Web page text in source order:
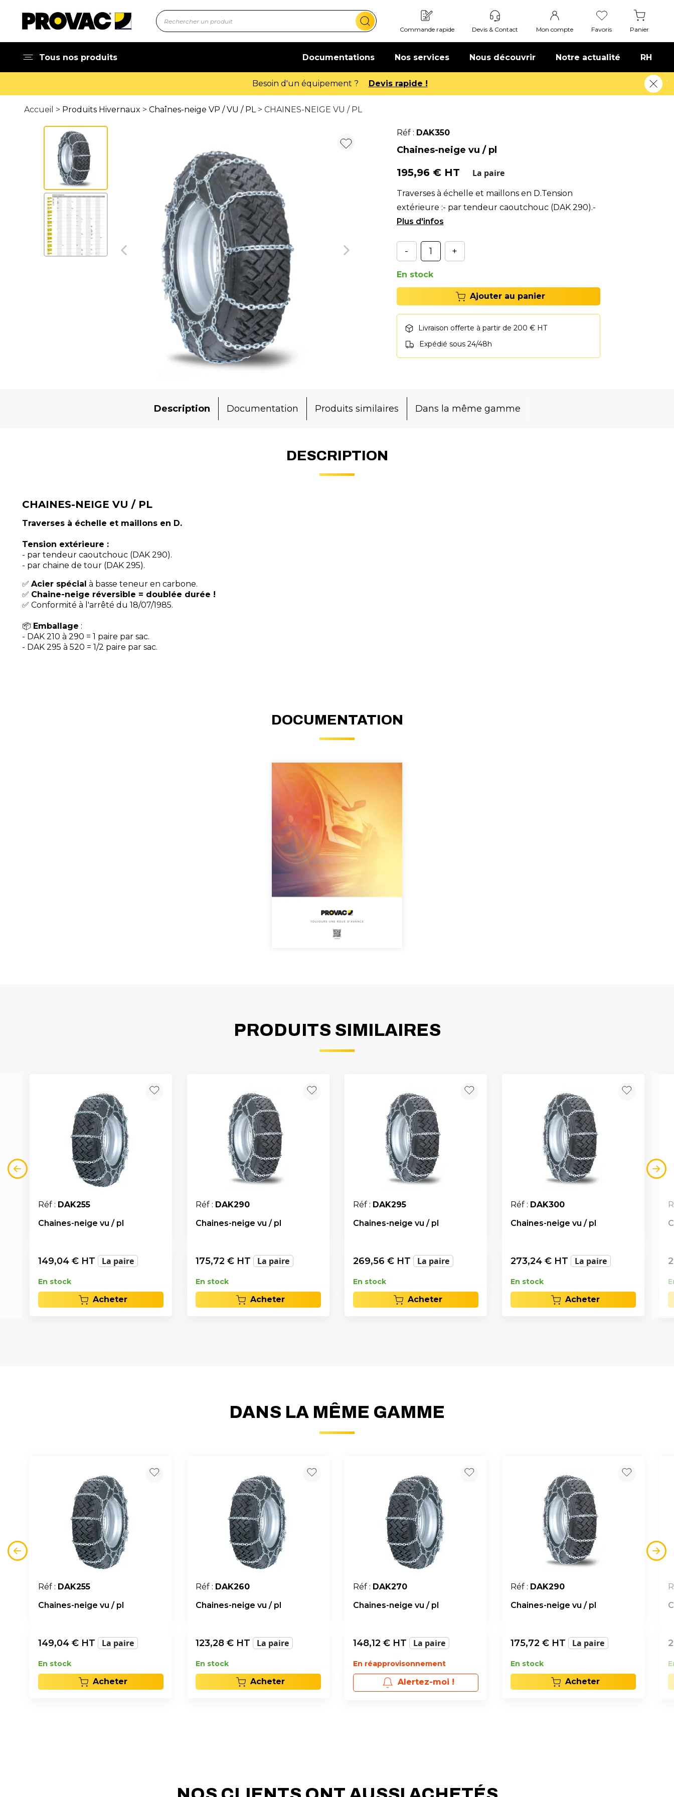
Commande rapide Devis & Contact Mon compte Favoris Panier
Tous nos produits Documentations Nos services Nous découvrir Notre actualité RH
Offre de bienvenue : 20€ offerts ! En savoir plus
Accueil > Produits Hivernaux > Chaînes-neige VP / VU / PL> CHAINES-NEIGE VU / PL
Réf : DAK350
Chaines-neige vu / pl
195,96 € HT La paire
Traverses à échelle et maillons en D.Tension
extérieure :- par tendeur caoutchouc (DAK 290).-
par chaine de tour (DAK 295). ✅ Acier spécial à b
- +
En stock
Ajouter au panier
Livraison offerte à partir de 200 € HT
Expédié sous 24/48h
Description Documentation Produits similaires Dans la même gamme
DESCRIPTION
CHAINES-NEIGE VU / PL
Traverses à échelle et maillons en D.
Tension extérieure :
- par tendeur caoutchouc (DAK 290).
- par chaine de tour (DAK 295).
✅ Acier spécial à basse teneur en carbone.
✅ Chaine-neige réversible = doublée durée !
✅ Conformité à l'arrêté du 18/07/1985.
​📦 Emballage :
- DAK 210 à 290 = 1 paire par sac.
- DAK 295 à 520 = 1/2 paire par sac.
DOCUMENTATION
PRODUITS SIMILAIRES
Réf : DAK255
Chaines-neige vu / pl
149,04 € HT La paire
En stock
Acheter
Réf : DAK290
Chaines-neige vu / pl
175,72 € HT La paire
En stock
Acheter
Réf : DAK295
Chaines-neige vu / pl
269,56 € HT La paire
En stock
Acheter
Réf : DAK300
Chaines-neige vu / pl
273,24 € HT La paire
En stock
Acheter
DANS LA MÊME GAMME
Réf : DAK255
Chaines-neige vu / pl
149,04 € HT La paire
En stock
Acheter
Réf : DAK260
Chaines-neige vu / pl
123,28 € HT La paire
En stock
Acheter
Réf : DAK270
Chaines-neige vu / pl
148,12 € HT La paire
En réapprovisonnement
Alertez-moi !
Réf : DAK290
Chaines-neige vu / pl
175,72 € HT La paire
En stock
Acheter